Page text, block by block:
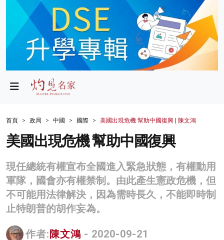
政局
財經
生活
商業
科技
首頁 政局 中國 國際 美國出現危機 幫助中國復興 | 陳文鴻
美國出現危機 幫助中國復興
現任總統有權宣布全國進入緊急狀態，有權動用
軍隊，國會亦有權禁制。由此產生憲政危機，但
不可能用法律解決，因為需時長久，不能即時制
止特朗普的胡作妄為。
作者: 陳文鴻 - 2020-09-21